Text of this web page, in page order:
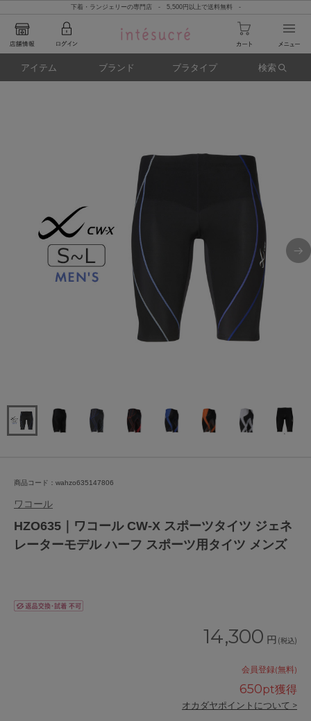
下着・ランジェリーの専門店 - 5,500円以上で送料無料 -
アイテム ブランド ブラタイプ 検索
商品コード：wahzo635147806
ワコール
HZO635｜ワコール CW-X スポーツタイツ ジェネ
レーターモデル ハーフ スポーツ用タイツ メンズ
14,300 円 (税込)
会員登録(無料)
650pt獲得
オカダヤポイントについて >